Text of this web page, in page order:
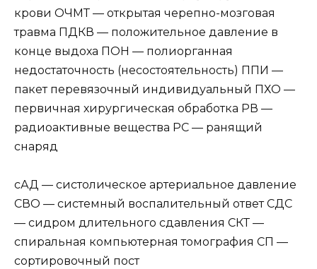
крови ОЧМТ — открытая черепно-мозговая
травма ПДКВ — положительное давление в
конце выдоха ПОН — полиорганная
недостаточность (несостоятельность) ППИ —
пакет перевязочный индивидуальный ПХО —
первичная хирургическая обработка РВ —
радиоактивные вещества РС — ранящий
снаряд
сАД — систолическое артериальное давление
СВО — системный воспалительный ответ СДС
— сидром длительного сдавления СКТ —
спиральная компьютерная томография СП —
сортировочный пост